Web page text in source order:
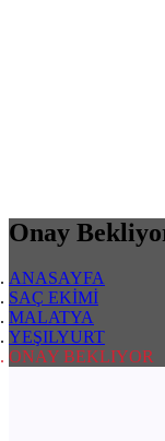
Onay
ANASAYFA
SAÇ EKİMİ
MALATYA
YEŞILYURT
ONAY BEKLIYOR